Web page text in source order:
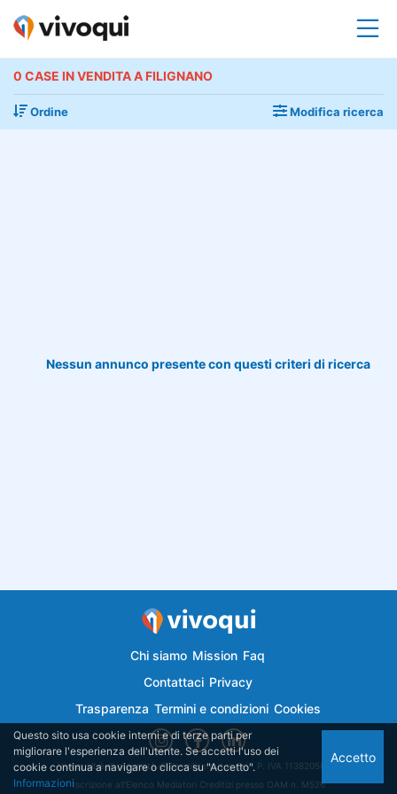
0 CASE IN VENDITA A FILIGNANO
Ordine Modifica ricerca
Nessun annunco presente con questi criteri di ricerca
Chi siamo Mission Faq
Contattaci Privacy
Trasparenza Termini e condizioni Cookies
Vivoqui.it è di proprietà di Semplicemutuo Srl - P. IVA 11382050018
Iscrizione all'Elenco Mediatori Creditizi presso OAM n. M526
Questo sito usa cookie interni e di terze parti per
migliorare l'esperienza dell'utente. Se accetti l'uso dei
cookie continua a navigare o clicca su "Accetto".
Informazioni
Accetto